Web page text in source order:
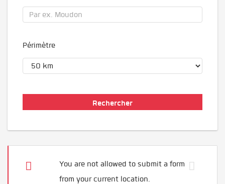
Périmètre
You are not allowed to submit a form
from your current location.